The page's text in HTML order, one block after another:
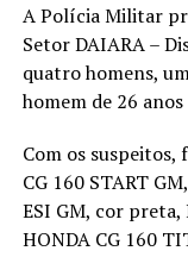
A Polícia Militar
Setor DAIARA –
quatro homens,
homem de 26
Com os suspeitos,
CG 160 START
ESI GM, cor preta,
HONDA CG 160